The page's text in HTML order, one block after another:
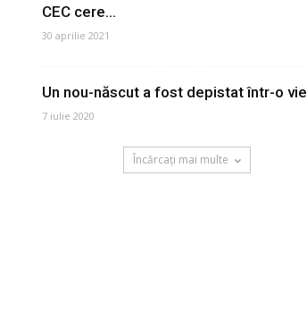
CEC cere...
30 aprilie 2021
Un nou-născut a fost depistat într-o vie
7 iulie 2020
Încărcați mai multe